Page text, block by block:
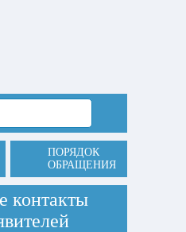
ПОРЯДОК
ОБРАЩЕНИЯ
контакты